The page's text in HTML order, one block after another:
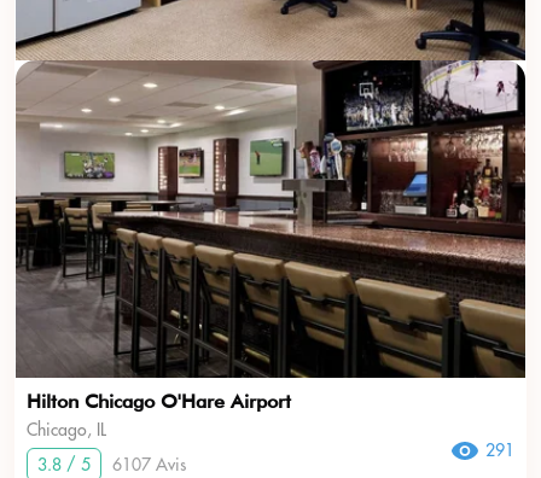
Hilton Chicago O'Hare Airport
Chicago, IL
3.8 / 5
6107 Avis
291